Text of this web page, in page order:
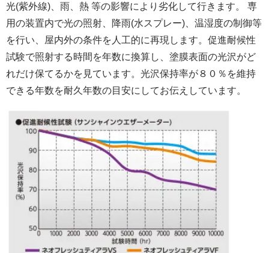
光(紫外線)、雨、熱 等の影響により劣化して行きます。 専
用の装置内で光の照射、降雨(水スプレー)、温湿度の制御等
を行い、屋内外の条件を人工的に再現します。促進耐候性
試験で照射する時間を年数に換算し、塗膜表面の光沢がど
れだけ保てるかを見ています。光沢保持率が８０％を維持
できる年数を耐久年数の目安にしてお伝えしています。